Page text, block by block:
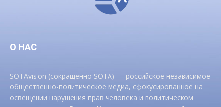
О НАС
SOTAvision (сокращенно SOTA) — российское независимое
общественно-политическое медиа, сфокусированное на
освещении нарушения прав человека и политическом